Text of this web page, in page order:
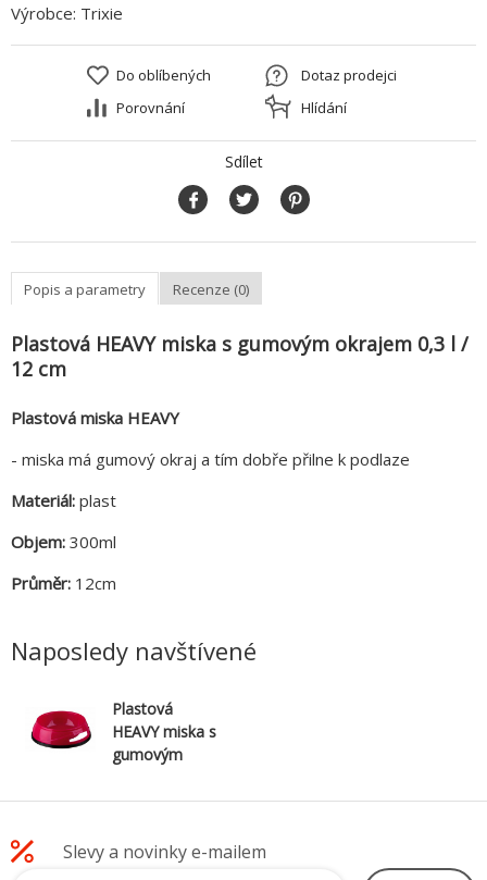
Výrobce: Trixie
Do oblíbených
Porovnání
Dotaz prodejci
Hlídání
Sdílet
Popis a parametry Recenze (0)
Plastová HEAVY miska s gumovým okrajem 0,3 l /
12 cm
Plastová miska HEAVY
- miska má gumový okraj a tím dobře přilne k podlaze
Materiál: plast
Objem: 300ml
Průměr: 12cm
Naposledy navštívené
Plastová
HEAVY miska s
gumovým
12 cm
Slevy a novinky e-mailem